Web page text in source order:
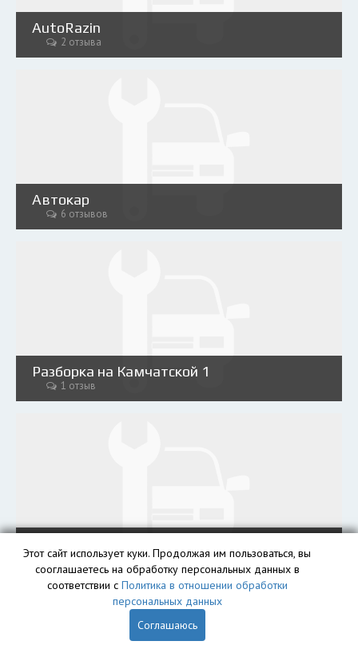
AutoRazin
2 отзыва
Автокар
6 отзывов
Разборка на Камчатской 1
1 отзыв
1 отзыв
Этот сайт использует куки. Продолжая им пользоваться, вы
сооглашаетесь на обработку персональных данных в
соответствии с Политика в отношении обработки
персональных данных
Соглашаюсь